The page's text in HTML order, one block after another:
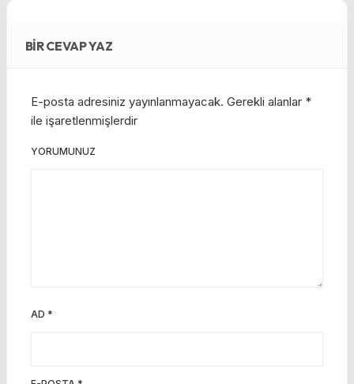
BIR CEVAP YAZ
E-posta adresiniz yayınlanmayacak. Gerekli alanlar *
ile işaretlenmişlerdir
YORUMUNUZ
AD *